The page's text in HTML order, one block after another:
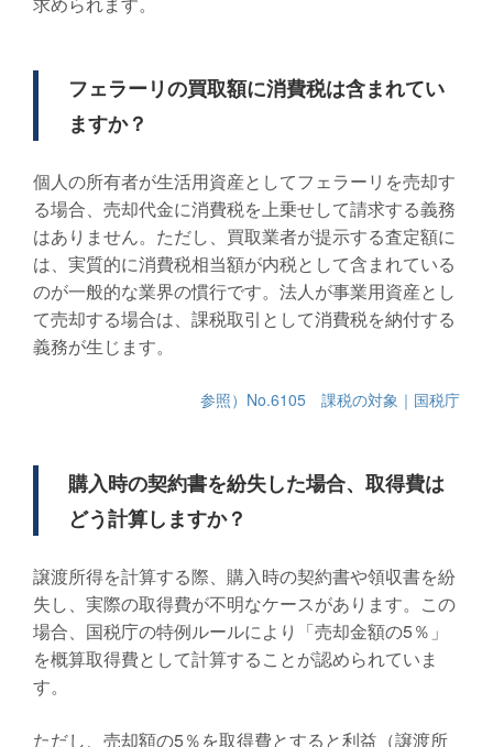
フェラーリの買取額に消費税は含まれてい
ますか？
個人の所有者が生活用資産としてフェラーリを売却す
る場合、売却代金に消費税を上乗せして請求する義務
はありません。ただし、買取業者が提示する査定額に
は、実質的に消費税相当額が内税として含まれている
のが一般的な業界の慣行です。法人が事業用資産とし
て売却する場合は、課税取引として消費税を納付する
義務が生じます。
参照）No.6105 課税の対象｜国税庁
購入時の契約書を紛失した場合、取得費は
どう計算しますか？
譲渡所得を計算する際、購入時の契約書や領収書を紛
失し、実際の取得費が不明なケースがあります。この
場合、国税庁の特例ルールにより「売却金額の5％」
を概算取得費として計算することが認められていま
す。
ただし、売却額の5％を取得費とすると利益（譲渡所